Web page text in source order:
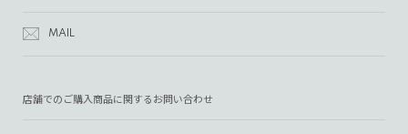
MAIL
店舗でのご購入商品に関するお問い合わせ